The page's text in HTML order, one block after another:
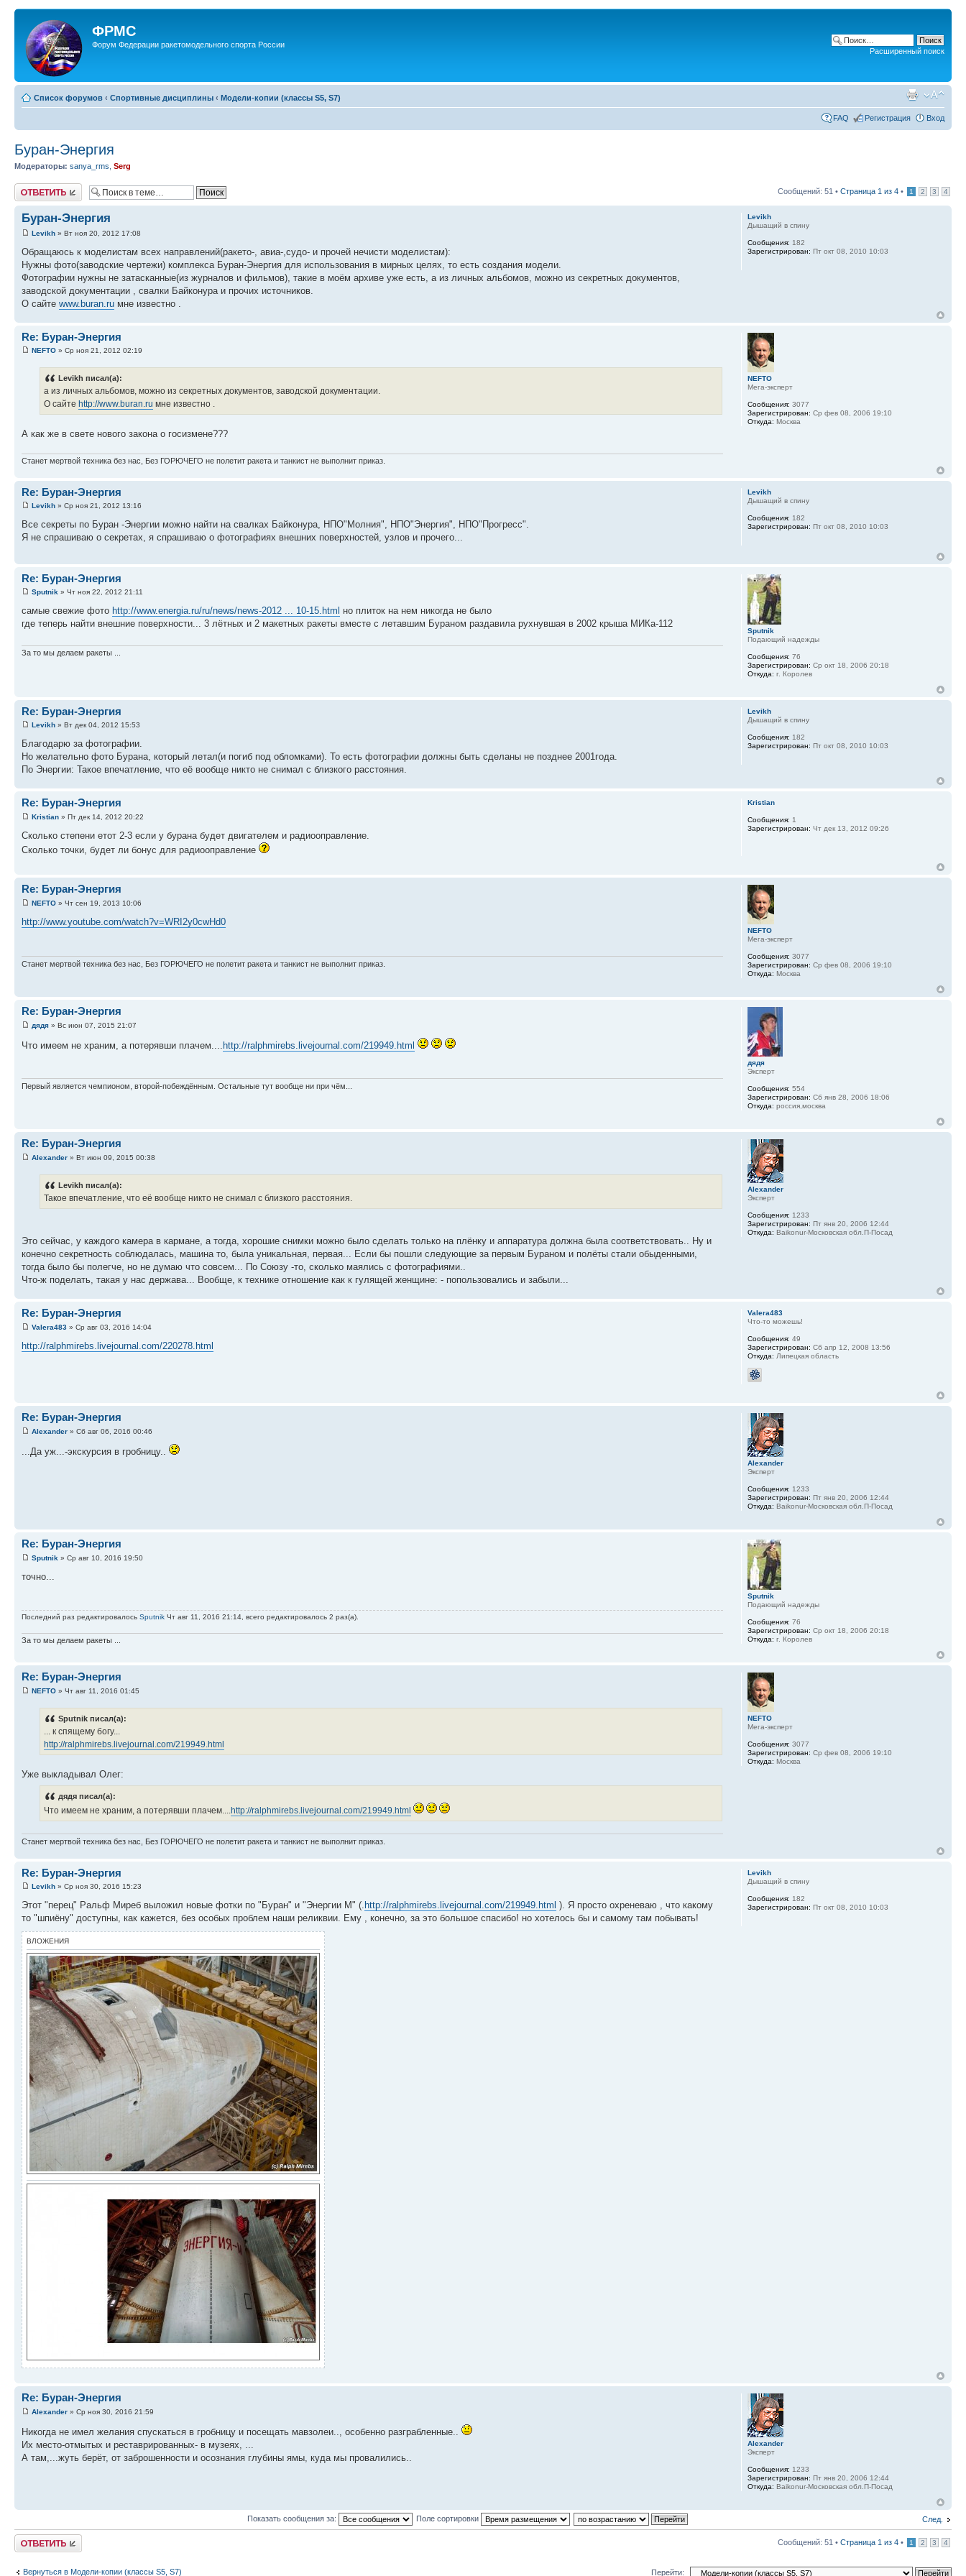
ФРМС
Форум Федерации ракетомодельного спорта России
Расширенный поиск
Список форумов ‹ Спортивные дисциплины ‹ Модели-копии (классы S5, S7)
FAQ Регистрация Вход
Буран-Энергия
Модераторы: sanya_rms Serg
Ответить Сообщений: 51 • Страница 1 из 4 • 1 2 3 4
Буран-Энергия
Levikh » Вт ноя 20, 2012 17:08
Обращаюсь к моделистам всех направлений(ракето-, авиа-,судо- и прочей нечисти моделистам):
Нужны фото(заводские чертежи) комплекса Буран-Энергия для использования в мирных целях, то есть создания модели.
Фотографии нужны не затасканные(из журналов и фильмов), такие в моём архиве уже есть, а из личных альбомов, можно из секретных документов,
заводской документации , свалки Байконура и прочих источников.
О сайте www.buran.ru мне известно .
Levikh
Дышащий в спину
Сообщения: 182
Зарегистрирован: Пт окт 08, 2010 10:03
Re: Буран-Энергия
NEFTO » Ср ноя 21, 2012 02:19
Levikh писал(а):
а из личных альбомов, можно из секретных документов, заводской документации.
О сайте http://www.buran.ru мне известно .
А как же в свете нового закона о госизмене???
Станет мертвой техника без нас, Без ГОРЮЧЕГО не полетит ракета и танкист не выполнит приказ.
NEFTO
Мега-эксперт
Сообщения: 3077
Зарегистрирован: Ср фев 08, 2006 19:10
Откуда: Москва
Re: Буран-Энергия
Levikh » Ср ноя 21, 2012 13:16
Все секреты по Буран -Энергии можно найти на свалках Байконура, НПО"Молния", НПО"Энергия", НПО"Прогресс".
Я не спрашиваю о секретах, я спрашиваю о фотографиях внешних поверхностей, узлов и прочего...
Levikh
Дышащий в спину
Сообщения: 182
Зарегистрирован: Пт окт 08, 2010 10:03
Re: Буран-Энергия
Sputnik » Чт ноя 22, 2012 21:11
самые свежие фото http://www.energia.ru/ru/news/news-2012 ... 10-15.html но плиток на нем никогда не было
где теперь найти внешние поверхности... 3 лётных и 2 макетных ракеты вместе с летавшим Бураном раздавила рухнувшая в 2002 крыша МИКа-112
За то мы делаем ракеты ...
Sputnik
Подающий надежды
Сообщения: 76
Зарегистрирован: Ср окт 18, 2006 20:18
Откуда: г. Королев
Re: Буран-Энергия
Levikh » Вт дек 04, 2012 15:53
Благодарю за фотографии.
Но желательно фото Бурана, который летал(и погиб под обломками). То есть фотографии должны быть сделаны не позднее 2001года.
По Энергии: Такое впечатление, что её вообще никто не снимал с близкого расстояния.
Levikh
Дышащий в спину
Сообщения: 182
Зарегистрирован: Пт окт 08, 2010 10:03
Re: Буран-Энергия
Kristian » Пт дек 14, 2012 20:22
Сколько степени етот 2-3 если у бурана будет двигателем и радиооправление.
Сколько точки, будет ли бонус для радиооправление
Kristian
Сообщения: 1
Зарегистрирован: Чт дек 13, 2012 09:26
Re: Буран-Энергия
NEFTO » Чт сен 19, 2013 10:06
http://www.youtube.com/watch?v=WRI2y0cwHd0
Станет мертвой техника без нас, Без ГОРЮЧЕГО не полетит ракета и танкист не выполнит приказ.
NEFTO
Мега-эксперт
Сообщения: 3077
Зарегистрирован: Ср фев 08, 2006 19:10
Откуда: Москва
Re: Буран-Энергия
дядя » Вс июн 07, 2015 21:07
Что имеем не храним, а потерявши плачем.... http://ralphmirebs.livejournal.com/219949.html
Первый является чемпионом, второй-побеждённым. Остальные тут вообще ни при чём...
дядя
Эксперт
Сообщения: 554
Зарегистрирован: Сб янв 28, 2006 18:06
Откуда: россия,москва
Re: Буран-Энергия
Alexander » Вт июн 09, 2015 00:38
Levikh писал(а):
Такое впечатление, что её вообще никто не снимал с близкого расстояния.
Это сейчас, у каждого камера в кармане, а тогда, хорошие снимки можно было сделать только на плёнку и аппаратура должна была соответствовать.. Ну и
конечно секретность соблюдалась, машина то, была уникальная, первая... Если бы пошли следующие за первым Бураном и полёты стали обыденными,
тогда было бы полегче, но не думаю что совсем... По Союзу -то, сколько маялись с фотографиями..
Что-ж поделать, такая у нас держава... Вообще, к технике отношение как к гулящей женщине: - попользовались и забыли...
Alexander
Эксперт
Сообщения: 1233
Зарегистрирован: Пт янв 20, 2006 12:44
Откуда: Baikonur-Московская обл.П-Посад
Re: Буран-Энергия
Valera483 » Ср авг 03, 2016 14:04
http://ralphmirebs.livejournal.com/220278.html
Valera483
Что-то можешь!
Сообщения: 49
Зарегистрирован: Сб апр 12, 2008 13:56
Откуда: Липецкая область
Re: Буран-Энергия
Alexander » Сб авг 06, 2016 00:46
...Да уж...-экскурсия в гробницу..
Alexander
Эксперт
Сообщения: 1233
Зарегистрирован: Пт янв 20, 2006 12:44
Откуда: Baikonur-Московская обл.П-Посад
Re: Буран-Энергия
Sputnik » Ср авг 10, 2016 19:50
точно...
Последний раз редактировалось Sputnik Чт авг 11, 2016 21:14, всего редактировалось 2 раз(а).
За то мы делаем ракеты ...
Sputnik
Подающий надежды
Сообщения: 76
Зарегистрирован: Ср окт 18, 2006 20:18
Откуда: г. Королев
Re: Буран-Энергия
NEFTO » Чт авг 11, 2016 01:45
Sputnik писал(а):
... к спящему богу...
http://ralphmirebs.livejournal.com/219949.html
Уже выкладывал Олег:
дядя писал(а):
Что имеем не храним, а потерявши плачем....http://ralphmirebs.livejournal.com/219949.html
Станет мертвой техника без нас, Без ГОРЮЧЕГО не полетит ракета и танкист не выполнит приказ.
NEFTO
Мега-эксперт
Сообщения: 3077
Зарегистрирован: Ср фев 08, 2006 19:10
Откуда: Москва
Re: Буран-Энергия
Levikh » Ср ноя 30, 2016 15:23
Этот "перец" Ральф Миреб выложил новые фотки по "Буран" и "Энергии М" (. http://ralphmirebs.livejournal.com/219949.html ). Я просто охреневаю , что какому
то "шпиёну" доступны, как кажется, без особых проблем наши реликвии. Ему , конечно, за это большое спасибо! но хотелось бы и самому там побывать!
ВЛОЖЕНИЯ
Levikh
Дышащий в спину
Сообщения: 182
Зарегистрирован: Пт окт 08, 2010 10:03
Re: Буран-Энергия
Alexander » Ср ноя 30, 2016 21:59
Никогда не имел желания спускаться в гробницу и посещать мавзолеи.., особенно разграбленные..
Их место-отмытых и реставрированных- в музеях, ...
А там,...жуть берёт, от заброшенности и осознания глубины ямы, куда мы провалились..
Alexander
Эксперт
Сообщения: 1233
Зарегистрирован: Пт янв 20, 2006 12:44
Откуда: Baikonur-Московская обл.П-Посад
След.
Показать сообщения за: Поле сортировки
Ответить Сообщений: 51 • Страница 1 из 4 • 1 2 3 4
Вернуться в Модели-копии (классы S5, S7) Перейти: